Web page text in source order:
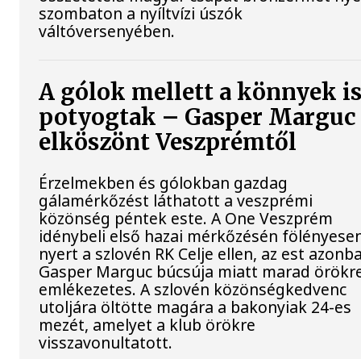
szombaton a nyíltvízi úszók
váltóversenyében.
A gólok mellett a könnyek
potyogtak – Gasper Marguc
elköszönt Veszprémtől
Érzelmekben és gólokban gazdag
gálamérkőzést láthatott a veszprémi
közönség péntek este. A One Veszprém
idénybeli első hazai mérkőzésén
nyert a szlovén RK Celje ellen, az est
Gasper Marguc búcsúja miatt marad
emlékezetes. A szlovén közönségkedvenc
utoljára öltötte magára a bakonyiak 24-es
mezét, amelyet a klub örökre
visszavonultatott.